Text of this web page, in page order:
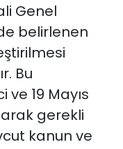
Genel
belirlenen
Bu
19 Mayıs
gerekli
kanun ve